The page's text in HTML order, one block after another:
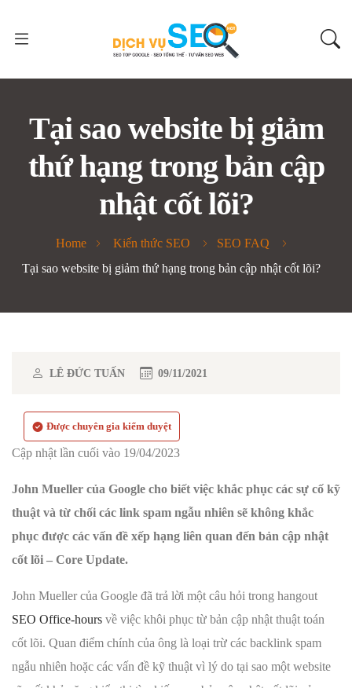
Tại sao website bị giảm
thứ hạng trong bản cập
nhật cốt lõi?
Home Kiến thức SEO
SEO FAQ
Tại sao website bị giảm thứ hạng trong bản cập nhật cốt lõi?
LÊ ĐỨC TUẤN 09/11/2021
Được chuyên gia kiểm duyệt
Cập nhật lần cuối vào 19/04/2023
John Mueller của Google cho biết việc khắc phục các sự cố kỹ
thuật và từ chối các link spam ngẫu nhiên sẽ không khắc
phục được các vấn đề xếp hạng liên quan đến bản cập nhật
cốt lõi – Core Update.
John Mueller của Google đã trả lời một câu hỏi trong hangout
SEO Office-hours về việc khôi phục từ bản cập nhật thuật toán
cốt lõi. Quan điểm chính của ông là loại trừ các backlink spam
ngẫu nhiên hoặc các vấn đề kỹ thuật vì lý do tại sao một website